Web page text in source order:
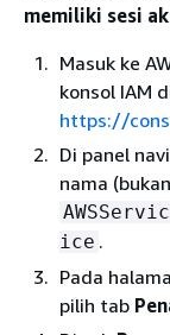
memiliki sesi
Masuk ke
konsol IAM
https://
Di panel
nama
ice .
Pada
pilih tab